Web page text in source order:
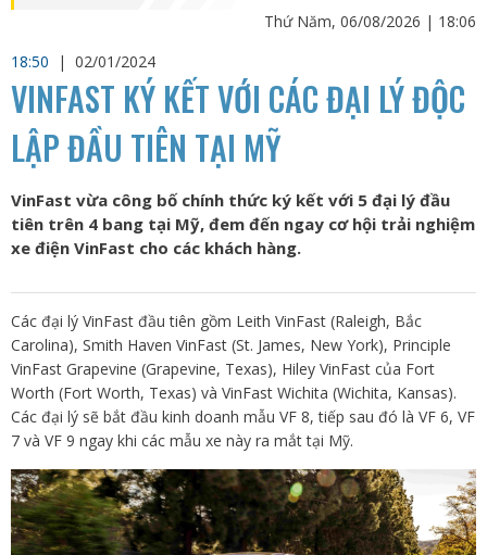
Thứ Năm, 06/08/2026 | 18:06
18:50
| 02/01/2024
VINFAST KÝ KẾT VỚI CÁC ĐẠI LÝ ĐỘC
LẬP ĐẦU TIÊN TẠI MỸ
VinFast vừa công bố chính thức ký kết với 5 đại lý đầu
tiên trên 4 bang tại Mỹ, đem đến ngay cơ hội trải nghiệm
xe điện VinFast cho các khách hàng.
Các đại lý VinFast đầu tiên gồm Leith VinFast (Raleigh, Bắc
Carolina), Smith Haven VinFast (St. James, New York), Principle
VinFast Grapevine (Grapevine, Texas), Hiley VinFast của Fort
Worth (Fort Worth, Texas) và VinFast Wichita (Wichita, Kansas).
Các đại lý sẽ bắt đầu kinh doanh mẫu VF 8, tiếp sau đó là VF 6, VF
7 và VF 9 ngay khi các mẫu xe này ra mắt tại Mỹ.